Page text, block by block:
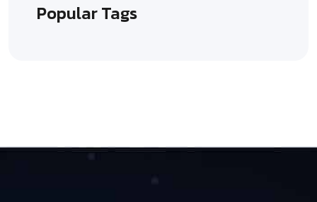
Popular Tags